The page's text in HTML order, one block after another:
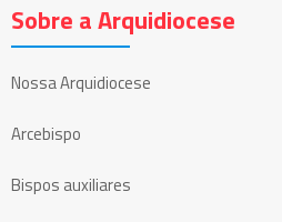
Sobre a Arquidiocese
Nossa Arquidiocese
Arcebispo
Bispos auxiliares